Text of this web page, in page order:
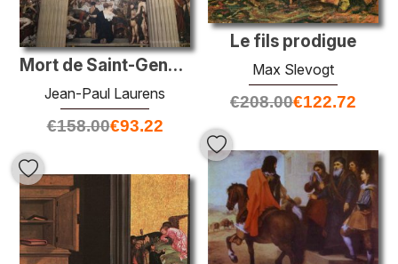
Le fils prodigue
Max Slevogt
€208.00€122.72
Mort de Saint-Geneviève, Panthéon, Paris
Jean-Paul Laurens
€158.00€93.22